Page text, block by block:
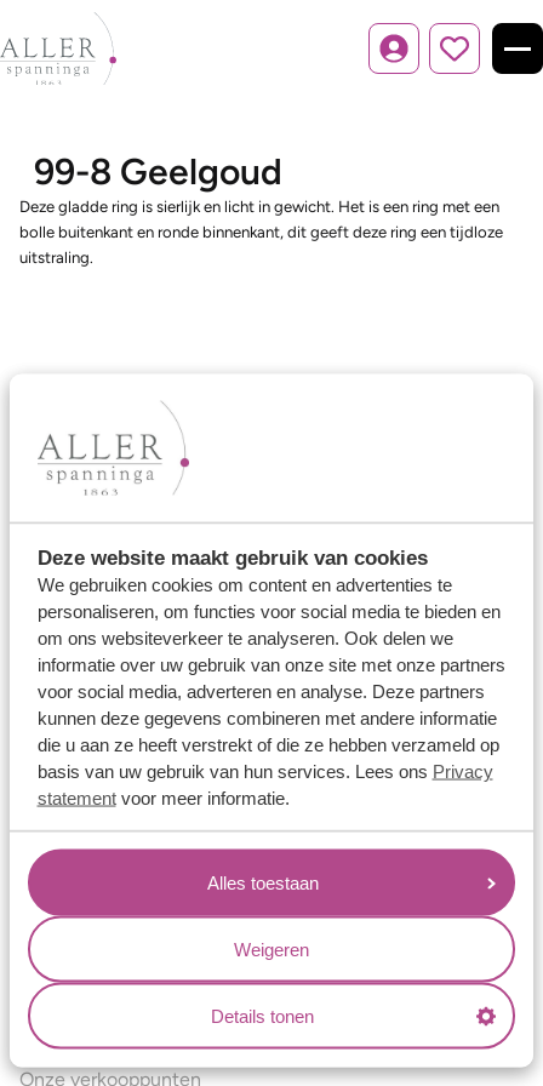
Deze website maakt gebruik van cookies
We gebruiken cookies om content en advertenties te
personaliseren, om functies voor social media te bieden en
om ons websiteverkeer te analyseren. Ook delen we
informatie over uw gebruik van onze site met onze partners
voor social media, adverteren en analyse. Deze partners
kunnen deze gegevens combineren met andere informatie
die u aan ze heeft verstrekt of die ze hebben verzameld op
basis van uw gebruik van hun services. Lees ons Privacy
statementvoor meer informatie.
Alles toestaan
Weigeren
Details tonen
Inloggen
99-8 Geelgoud
Deze gladde ring is sierlijk en licht in gewicht. Het is een ring met een
bolle buitenkant en ronde binnenkant, dit geeft deze ring een tijdloze
uitstraling.
Ons aanbod
Trouwringen
Verlovingsringen
Vriendschapsringen
Over ons
Aller Spanninga
Historie
Certificaten
Blogs
Jouw voordelen
Conflictvrije Materialen
Oneindig veel mogelijkheden
Kwaliteit
Juweliers & Contact
Onze verkooppunten